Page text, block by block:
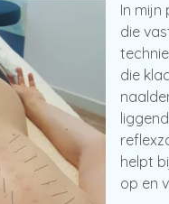
In mijn
die
die
helpt
op en